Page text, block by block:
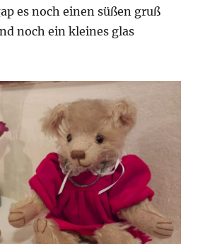
es noch einen süßen gruß
noch ein kleines glas